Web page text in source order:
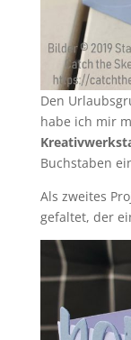
Den
habe ich mir
Buchstaben
Als zweites
gefaltet, der